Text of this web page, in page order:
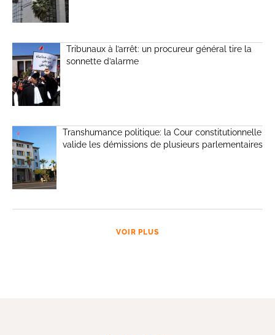
Tribunaux à l’arrêt: un procureur général tire la
sonnette d’alarme
Transhumance politique: la Cour constitutionnelle
valide les démissions de plusieurs parlementaires
VOIR PLUS